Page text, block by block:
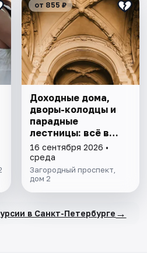
от 855 ₽
Доходные дома,
дворы-колодцы и
парадные
лестницы: всё в
одной прогулке
16 сентября 2026 •
среда
Загородный проспект,
дом 2
в Санкт-Петербурге →